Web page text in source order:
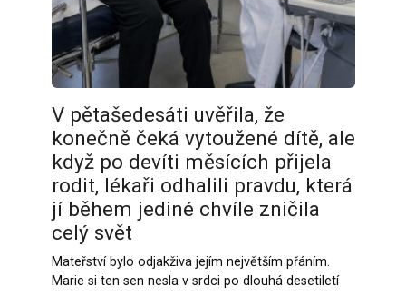
V pětašedesáti uvěřila, že
konečně čeká vytoužené dítě, ale
když po devíti měsících přijela
rodit, lékaři odhalili pravdu, která
jí během jediné chvíle zničila
celý svět
Mateřství bylo odjakživa jejím největším přáním.
Marie si ten sen nesla v srdci po dlouhá desetiletí